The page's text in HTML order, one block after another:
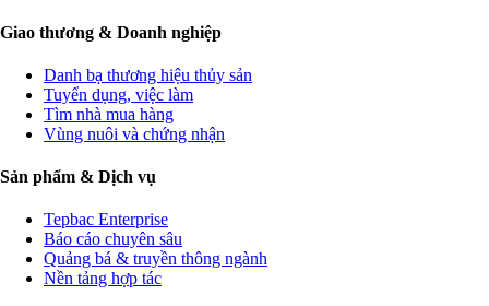
Giao thương & Doanh nghiệp
Danh bạ thương hiệu thủy sản
Tuyển dụng, việc làm
Tìm nhà mua hàng
Vùng nuôi và chứng nhận
Sản phẩm & Dịch vụ
Tepbac Enterprise
Báo cáo chuyên sâu
Quảng bá & truyền thông ngành
Nền tảng hợp tác